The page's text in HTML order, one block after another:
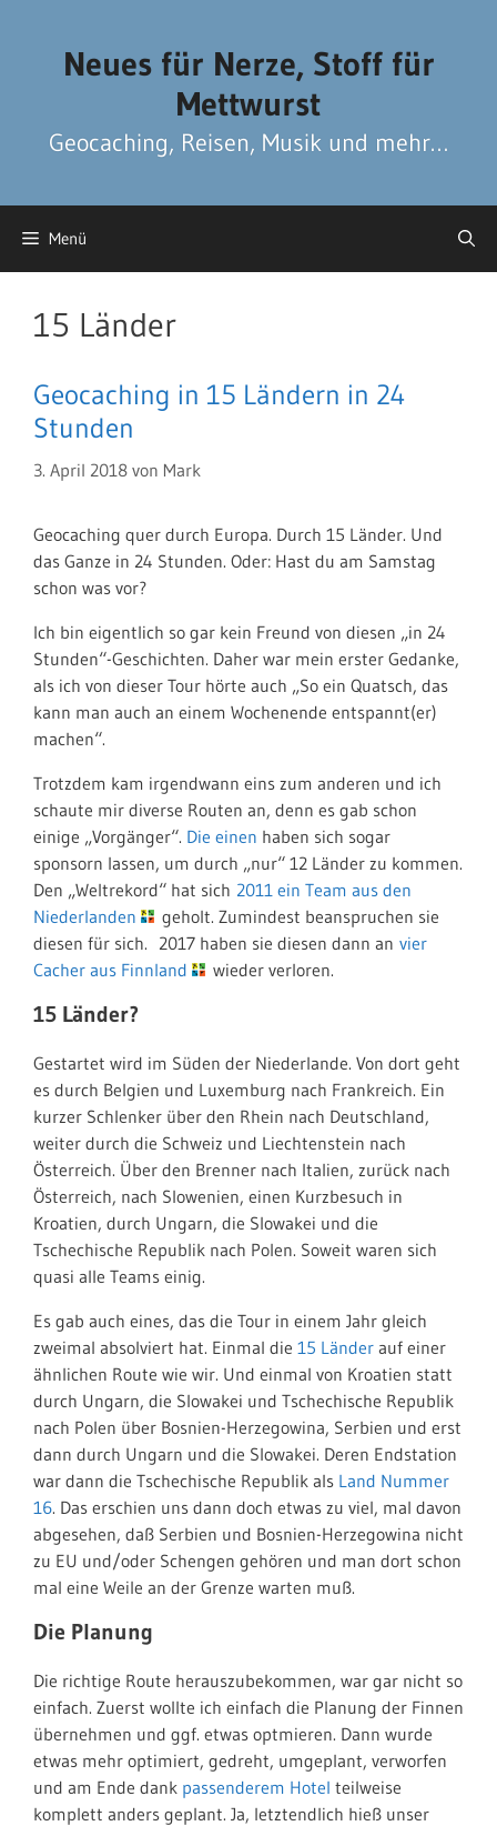
Neues für Nerze, Stoff für
Mettwurst
Geocaching, Reisen, Musik und mehr…
Menü
15 Länder
Geocaching in 15 Ländern in 24
Stunden
3. April 2018 von Mark
Geocaching quer durch Europa. Durch 15 Länder. Und
das Ganze in 24 Stunden. Oder: Hast du am Samstag
schon was vor?
Ich bin eigentlich so gar kein Freund von diesen „in 24
Stunden“-Geschichten. Daher war mein erster Gedanke,
als ich von dieser Tour hörte auch „So ein Quatsch, das
kann man auch an einem Wochenende entspannt(er)
machen“.
Trotzdem kam irgendwann eins zum anderen und ich
schaute mir diverse Routen an, denn es gab schon
einige „Vorgänger“. Die einen haben sich sogar
sponsorn lassen, um durch „nur“ 12 Länder zu kommen.
Den „Weltrekord“ hat sich 2011 ein Team aus den
Niederlanden
geholt. Zumindest beanspruchen sie
diesen für sich. 2017 haben sie diesen dann an vier
Cacher aus Finnland
wieder verloren.
15 Länder?
Gestartet wird im Süden der Niederlande. Von dort geht
es durch Belgien und Luxemburg nach Frankreich. Ein
kurzer Schlenker über den Rhein nach Deutschland,
weiter durch die Schweiz und Liechtenstein nach
Österreich. Über den Brenner nach Italien, zurück nach
Österreich, nach Slowenien, einen Kurzbesuch in
Kroatien, durch Ungarn, die Slowakei und die
Tschechische Republik nach Polen. Soweit waren sich
quasi alle Teams einig.
Es gab auch eines, das die Tour in einem Jahr gleich
zweimal absolviert hat. Einmal die 15 Länder auf einer
ähnlichen Route wie wir. Und einmal von Kroatien statt
durch Ungarn, die Slowakei und Tschechische Republik
nach Polen über Bosnien-Herzegowina, Serbien und erst
dann durch Ungarn und die Slowakei. Deren Endstation
war dann die Tschechische Republik als Land Nummer
16. Das erschien uns dann doch etwas zu viel, mal davon
abgesehen, daß Serbien und Bosnien-Herzegowina nicht
zu EU und/oder Schengen gehören und man dort schon
mal eine Weile an der Grenze warten muß.
Die Planung
Die richtige Route herauszubekommen, war gar nicht so
einfach. Zuerst wollte ich einfach die Planung der Finnen
übernehmen und ggf. etwas optmieren. Dann wurde
etwas mehr optimiert, gedreht, umgeplant, verworfen
und am Ende dank passenderem Hotel teilweise
komplett anders geplant. Ja, letztendlich hieß unser